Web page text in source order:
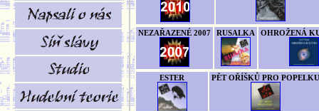
NEZAŘAZENÉ 2007 RUSALKA OHROŽENÁ
ESTER PĚT OŘÍŠKŮ PRO POPELKU